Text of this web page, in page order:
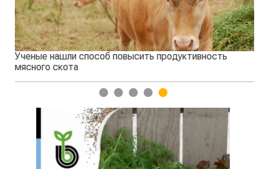
Ученые нашли способ повысить продуктивность
мясного скота
1 2 3 4 5